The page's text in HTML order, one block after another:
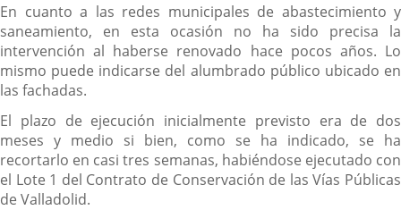
En cuanto a las redes municipales de abastecimiento y
saneamiento, en esta ocasión no ha sido precisa la
intervención al haberse renovado hace pocos años. Lo
mismo puede indicarse del alumbrado público ubicado en
las fachadas.
El plazo de ejecución inicialmente previsto era de dos
meses y medio si bien, como se ha indicado, se ha
recortarlo en casi tres semanas, habiéndose ejecutado con
el Lote 1 del Contrato de Conservación de las Vías Públicas
de Valladolid.